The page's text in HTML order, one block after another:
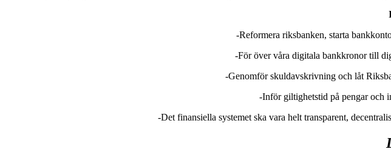
-Reformera riksbanken, starta
-För över våra digitala bankkronor till
-Genomför skuldavskrivning och låt
-Inför giltighetstid på pengar och
-Det finansiella systemet ska vara helt transparent,